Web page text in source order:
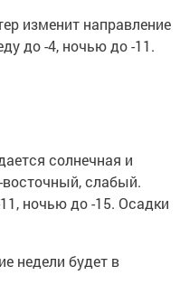
изменит направление
до -4, ночью до -11.
солнечная и
восточный, слабый.
ночью до -15. Осадки
недели будет в